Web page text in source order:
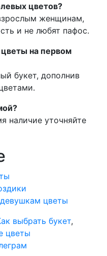
цветов?
женщинам,
и не любят пафос.
на первом
букет, дополнив
наличие уточняйте
цветы
выбрать букет,
цветы